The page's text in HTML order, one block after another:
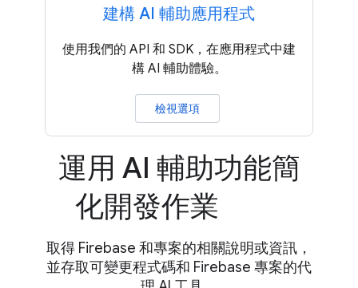
建構 AI 輔助應用程式
使用我們的 API 和 SDK，在應用程式中建
構 AI 輔助體驗。
檢視選項
運用 AI 輔助功能簡
化開發作業
取得 Firebase 和專案的相關說明或資訊，
並存取可變更程式碼和 Firebase 專案的代